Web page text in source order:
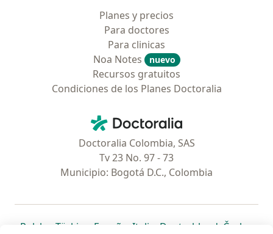
Planes y precios
Para doctores
Para clinicas
Noa Notes
nuevo
Recursos gratuitos
Condiciones de los Planes Doctoralia
Doctoralia - Página de inicio
Doctoralia Colombia, SAS
Tv 23 No. 97 - 73
Municipio: Bogotá D.C., Colombia
Polska se abre en una nueva pestaña
Türkiye se abre en una nueva pestaña
España se abre en una nueva pestaña
Italia se abre en una nueva
Deutschlandse abre en
Česko